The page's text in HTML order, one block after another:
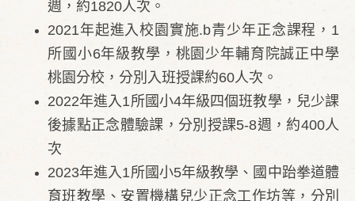
週，約1820人次。
2021年起進入校園實施.b青少年正念課程，1
所國小6年級教學，桃園少年輔育院誠正中學
桃園分校，分別入班授課約60人次。
2022年進入1所國小4年級四個班教學，兒少課
後據點正念體驗課，分別授課5-8週，約400人
次
2023年進入1所國小5年級教學、國中跆拳道體
育班教學、安置機構兒少正念工作坊等，分別